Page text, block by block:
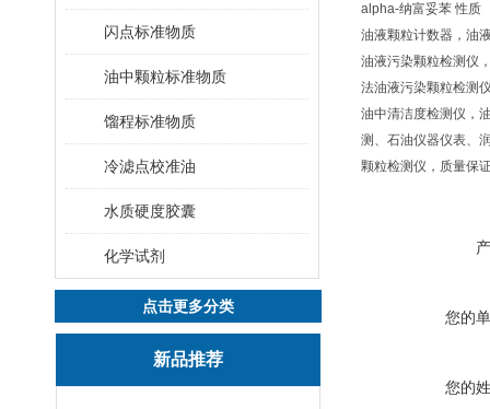
闪点标准物质
油中颗粒标准物质
馏程标准物质
冷滤点校准油
水质硬度胶囊
化学试剂
点击更多分类
新品推荐
alpha-纳富妥苯 性质
油液颗粒计数器，油
油液污染颗粒检测仪
法油液污染颗粒检测
油中清洁度检测仪，
测、石油仪器仪表、
颗粒检测仪，质量保
您的
您的